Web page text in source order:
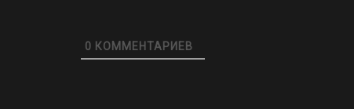
0 КОММЕНТАРИЕВ